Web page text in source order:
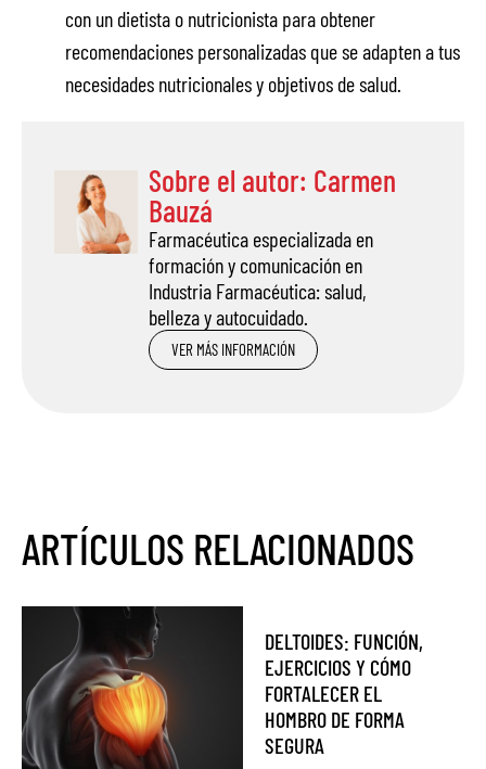
con un dietista o nutricionista para obtener
recomendaciones personalizadas que se adapten a tus
necesidades nutricionales y objetivos de salud.
Sobre el autor: Carmen
Bauzá
Farmacéutica especializada en
formación y comunicación en
Industria Farmacéutica: salud,
belleza y autocuidado.
VER MÁS INFORMACIÓN
ARTÍCULOS RELACIONADOS
DELTOIDES: FUNCIÓN,
EJERCICIOS Y CÓMO
FORTALECER EL
HOMBRO DE FORMA
SEGURA